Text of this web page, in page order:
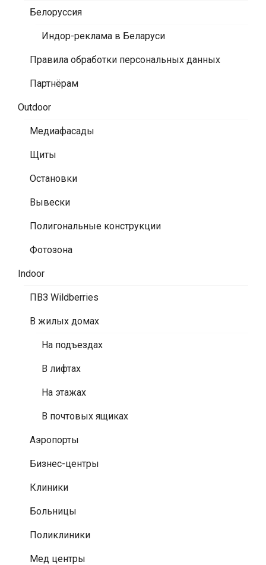
Белоруссия
Индор-реклама в Беларуси
Правила обработки персональных данных
Партнёрам
Outdoor
Медиафасады
Щиты
Остановки
Вывески
Полигональные конструкции
Фотозона
Indoor
ПВЗ Wildberries
В жилых домах
На подъездах
В лифтах
На этажах
В почтовых ящиках
Аэропорты
Бизнес-центры
Клиники
Больницы
Поликлиники
Мед центры